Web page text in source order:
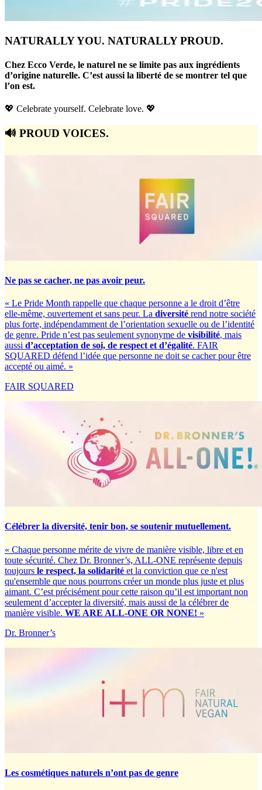
NATURALLY YOU. NATURALLY PROUD.
Chez Ecco Verde, le naturel ne se limite pas aux ingrédients
d’origine naturelle. C’est aussi la liberté de se montrer tel que
l’on est.
💖 Celebrate yourself. Celebrate love. 💖
🔊 PROUD VOICES.
Ne pas se cacher, ne pas avoir peur.
« Le Pride Month rappelle que chaque personne a le droit d’être
elle-même, ouvertement et sans peur. La diversité rend notre société
plus forte, indépendamment de l’orientation sexuelle ou de l’identité
de genre. Pride n’est pas seulement synonyme de visibilité, mais
aussi d’acceptation de soi, de respect et d’égalité. FAIR
SQUARED défend l’idée que personne ne doit se cacher pour être
accepté ou aimé. »
FAIR SQUARED
Célébrer la diversité, tenir bon, se soutenir mutuellement.
« Chaque personne mérite de vivre de manière visible, libre et en
toute sécurité. Chez Dr. Bronner’s, ALL-ONE représente depuis
toujours le respect, la solidarité et la conviction que ce n'est
qu'ensemble que nous pourrons créer un monde plus juste et plus
aimant. C’est précisément pour cette raison qu’il est important non
seulement d’accepter la diversité, mais aussi de la célébrer de
manière visible. WE ARE ALL-ONE OR NONE! »
Dr. Bronner’s
Les cosmétiques naturels n’ont pas de genre